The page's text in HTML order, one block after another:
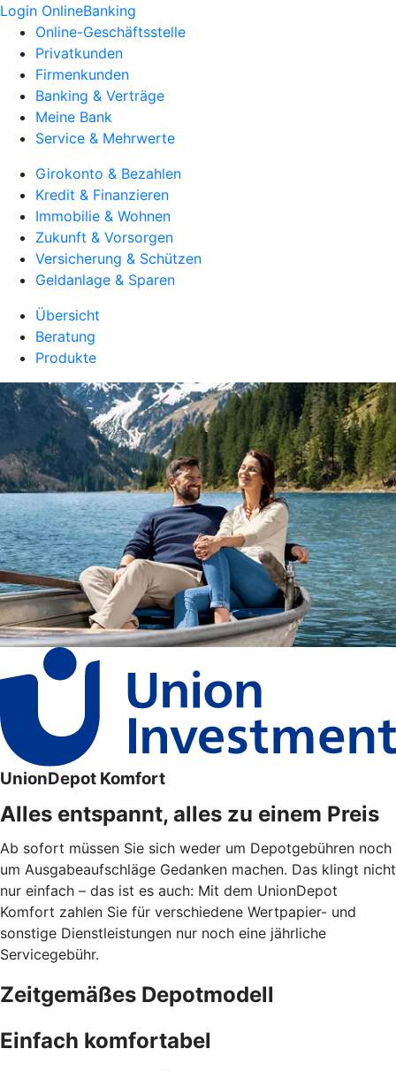
Login OnlineBanking
Online-Geschäftsstelle
Privatkunden
Firmenkunden
Banking & Verträge
Meine Bank
Service & Mehrwerte
Girokonto & Bezahlen
Kredit & Finanzieren
Immobilie & Wohnen
Zukunft & Vorsorgen
Versicherung & Schützen
Geldanlage & Sparen
Übersicht
Beratung
Produkte
UnionDepot Komfort
Alles entspannt, alles zu einem Preis
Ab sofort müssen Sie sich weder um Depotgebühren noch
um Ausgabeaufschläge Gedanken machen. Das klingt nicht
nur einfach – das ist es auch: Mit dem UnionDepot
Komfort zahlen Sie für verschiedene Wertpapier- und
sonstige Dienstleistungen nur noch eine jährliche
Servicegebühr.
Zeitgemäßes Depotmodell
Einfach komfortabel